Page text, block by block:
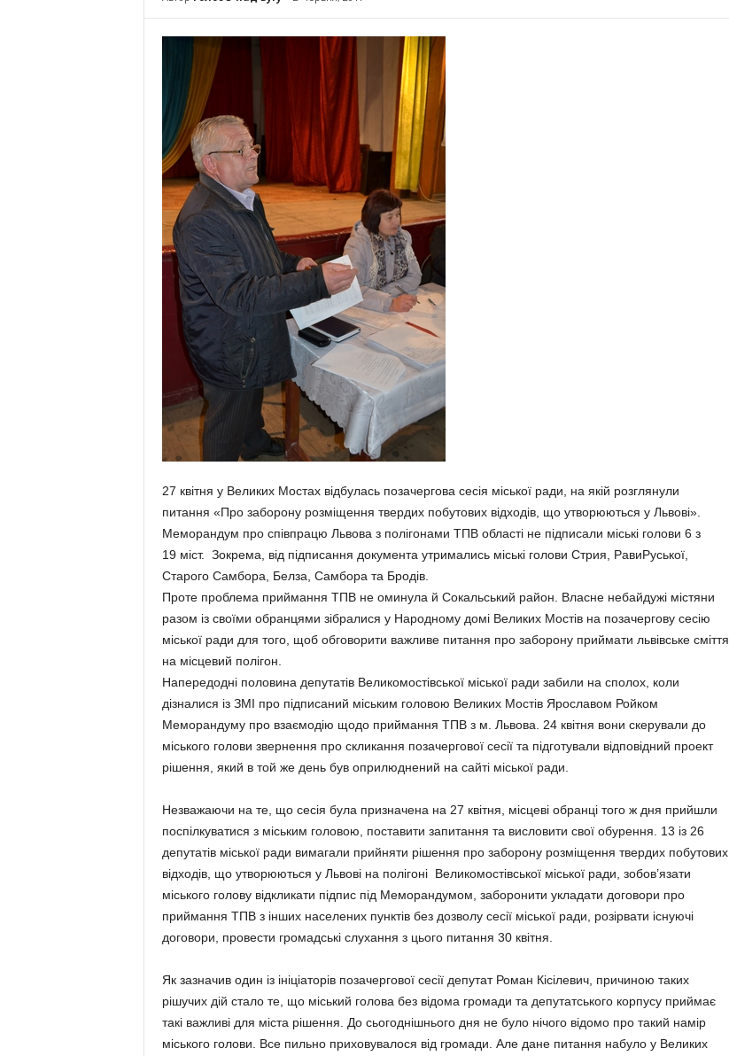
27 квітня у Великих Мостах відбулась позачергова сесія міської ради, на якій розглянули
питання «Про заборону розміщення твердих побутових відходів, що утворюються у Львові».
Меморандум про співпрацю Львова з полігонами ТПВ області не підписали міські голови 6 з
19 міст. Зокрема, від підписання документа утримались міські голови Стрия, РавиРуської,
Старого Самбора, Белза, Самбора та Бродів.
Проте проблема приймання ТПВ не оминула й Сокальський район. Власне небайдужі містяни
разом із своїми обранцями зібралися у Народному домі Великих Мостів на позачергову сесію
міської ради для того, щоб обговорити важливе питання про заборону приймати львівське сміття
на місцевий полігон.
Напередодні половина депутатів Великомостівської міської ради забили на сполох, коли
дізналися із ЗМІ про підписаний міським головою Великих Мостів Ярославом Ройком
Меморандуму про взаємодію щодо приймання ТПВ з м. Львова. 24 квітня вони скерували до
міського голови звернення про скликання позачергової сесії та підготували відповідний проект
рішення, який в той же день був оприлюднений на сайті міської ради.
Незважаючи на те, що сесія була призначена на 27 квітня, місцеві обранці того ж дня прийшли
поспілкуватися з міським головою, поставити запитання та висловити свої обурення. 13 із 26
депутатів міської ради вимагали прийняти рішення про заборону розміщення твердих побутових
відходів, що утворюються у Львові на полігоні Великомостівської міської ради, зобов’язати
міського голову відкликати підпис під Меморандумом, заборонити укладати договори про
приймання ТПВ з інших населених пунктів без дозволу сесії міської ради, розірвати існуючі
договори, провести громадські слухання з цього питання 30 квітня.
Як зазначив один із ініціаторів позачергової сесії депутат Роман Кісілевич, причиною таких
рішучих дій стало те, що міський голова без відома громади та депутатського корпусу приймає
такі важливі для міста рішення. До сьогоднішнього дня не було нічого відомо про такий намір
міського голови. Все пильно приховувалося від громади. Але дане питання набуло у Великих